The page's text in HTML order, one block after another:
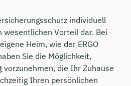
individuell
wesentlichen Vorteil dar. Bei
Heim, wie der ERGO
Sie die Möglichkeit,
vorzunehmen, die Ihr Zuhause
Ihren persönlichen